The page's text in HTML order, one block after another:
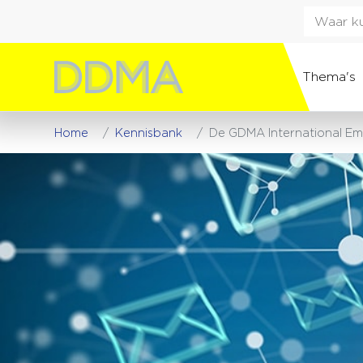
Thema's
Home Kennisbank De GDMA International